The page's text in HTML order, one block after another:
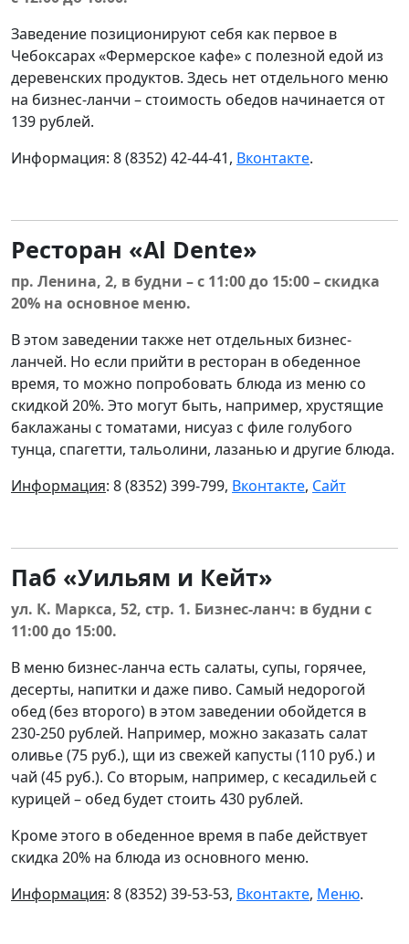
Заведение позиционируют себя как первое в
Чебоксарах «Фермерское кафе» с полезной едой из
деревенских продуктов. Здесь нет отдельного меню
на бизнес-ланчи – стоимость обедов начинается от
139 рублей.
Информация: 8 (8352) 42-44-41, Вконтакте.
Ресторан «Al Dente»
пр. Ленина, 2, в будни – с 11:00 до 15:00 – скидка
20% на основное меню.
В этом заведении также нет отдельных бизнес-
ланчей. Но если прийти в ресторан в обеденное
время, то можно попробовать блюда из меню со
скидкой 20%. Это могут быть, например, хрустящие
баклажаны с томатами, нисуаз с филе голубого
тунца, спагетти, тальолини, лазанью и другие блюда.
Информация: 8 (8352) 399-799, Вконтакте, Сайт
Паб «Уильям и Кейт»
ул. К. Маркса, 52, стр. 1. Бизнес-ланч: в будни с
11:00 до 15:00.
В меню бизнес-ланча есть салаты, супы, горячее,
десерты, напитки и даже пиво. Самый недорогой
обед (без второго) в этом заведении обойдется в
230-250 рублей. Например, можно заказать салат
оливье (75 руб.), щи из свежей капусты (110 руб.) и
чай (45 руб.). Со вторым, например, с кесадильей с
курицей – обед будет стоить 430 рублей.
Кроме этого в обеденное время в пабе действует
скидка 20% на блюда из основного меню.
Информация: 8 (8352) 39-53-53, Вконтакте, Меню.